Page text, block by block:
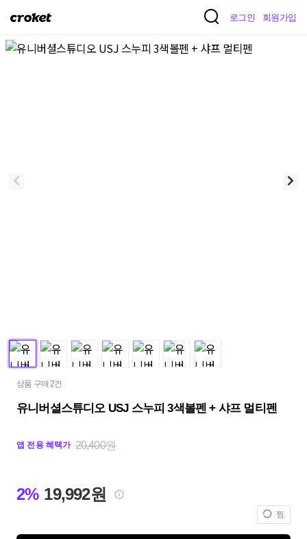
크
켓
로그인 회원가입
상품 구매 2건
유니버셜스튜디오 USJ 스누피 3색볼펜 + 샤프 멀티펜
앱 전용 혜택가 20,400원
2% 19,992원
찜